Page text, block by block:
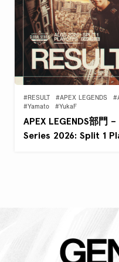
#RESULT #APEX LEGENDS
#Yamato
#YukaF
APEX LEGENDS部門
Series 2026: Split 1